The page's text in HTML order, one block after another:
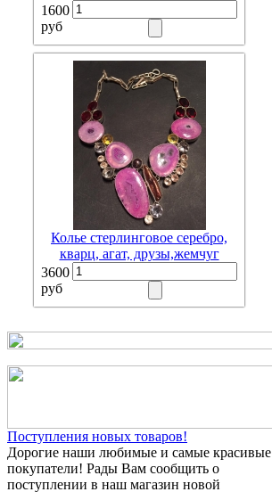
1600
руб
Колье стерлинговое серебро,
кварц, агат, друзы,жемчуг
3600
руб
Поступления новых товаров!
Дорогие наши любимые и самые красивые
покупатели! Рады Вам сообщить о
поступлении в наш магазин новой